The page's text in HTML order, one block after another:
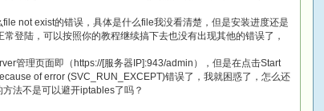
not exist的错误，具体是什么file我没看清楚，但是安装进度还是
登陆，可以按照你的教程继续搞下去也没有出现其他的错误了，
管理页面即（https://[服务器IP]:943/admin），但是在点击Start
of error (SVC_RUN_EXCEPT)错误了，我就困惑了，怎么还
法不是可以避开iptables了吗？